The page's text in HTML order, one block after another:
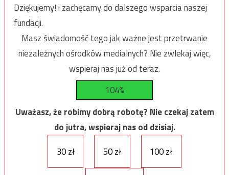
Dziękujemy! i zachęcamy do dalszego wsparcia naszej
fundacji.
Masz świadomość tego jak ważne jest przetrwanie
niezależnych ośrodków medialnych? Nie zwlekaj więc,
wspieraj nas już od teraz.
104%
Uważasz, że robimy dobrą robotę? Nie czekaj zatem
do jutra, wspieraj nas od dzisiaj.
30 zł
50 zł 100 zł